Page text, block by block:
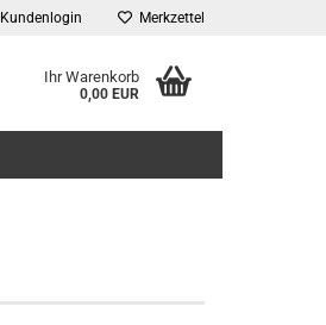
Kundenlogin Merkzettel
Ihr Warenkorb
0,00 EUR